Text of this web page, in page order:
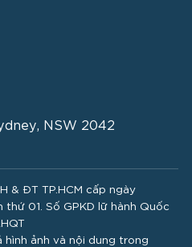
NSW 2042
& ĐT TP.HCM cấp ngày
01. Số GPKD lữ hành Quốc
hình ảnh và nội dung trong